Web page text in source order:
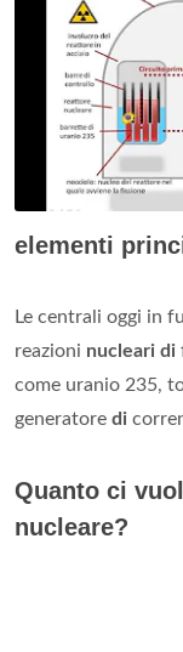
elementi
Le centrali oggi in
reazioni nucleari di
come uranio 235,
generatore di
Quanto ci
nucleare?